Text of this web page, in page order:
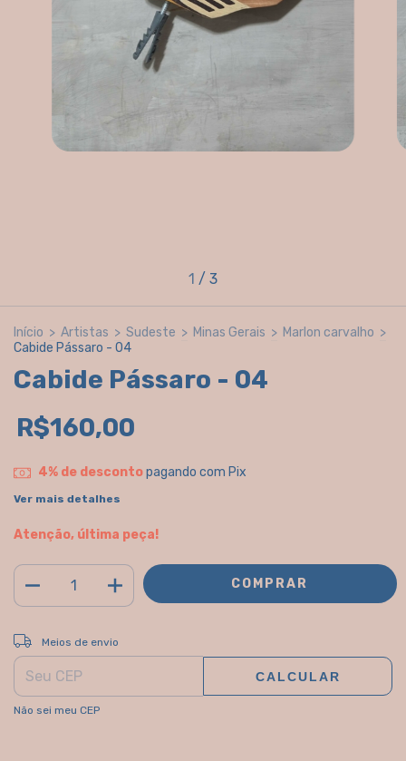
1 / 3
Início > Artistas > Sudeste > Minas Gerais > Marlon carvalho >
Cabide Pássaro - 04
Cabide Pássaro - 04
R$160,00
4% de descontopagando com Pix
Ver mais detalhes
Atenção, última peça!
Entregas para o CEP:
Meios de envio
CALCULAR
Não sei meu CEP